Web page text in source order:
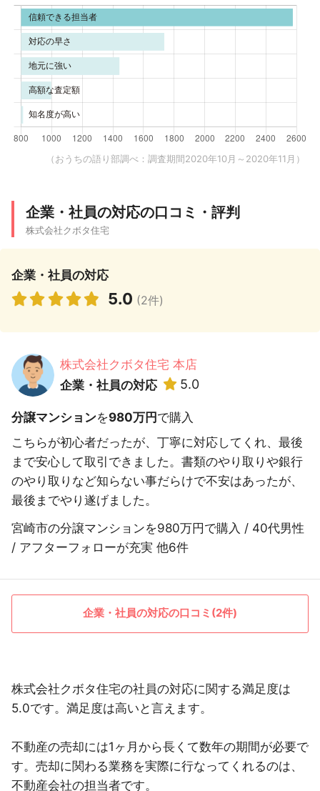
（おうちの語り部調べ：調査期間2020年10月～2020年11月）
企業・社員の対応の口コミ・評判
株式会社クボタ住宅
企業・社員の対応
5.0 (2件)
株式会社クボタ住宅 本店
企業・社員の対応
5.0
分譲マンションを980万円 で購入
こちらが初心者だったが、丁寧に対応してくれ、最後
まで安心して取引できました。書類のやり取りや銀行
のやり取りなど知らない事だらけで不安はあったが、
最後までやり遂げました。
宮崎市の分譲マンションを980万円で購入 / 40代男性
/ アフターフォローが充実 他6件
企業・社員の対応の口コミ(2件)
株式会社クボタ住宅の社員の対応に関する満足度は
5.0です。満足度は高いと言えます。
不動産の売却には1ヶ月から長くて数年の期間が必要で
す。売却に関わる業務を実際に行なってくれるのは、
不動産会社の担当者です。